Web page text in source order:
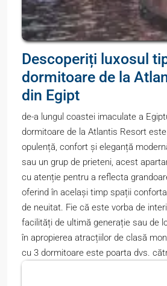
Descoperiți luxosul
dormitoare de la
din Egipt
de-a lungul coastei imaculate a
dormitoare de la Atlantis Resort
opulență, confort și eleganță
sau un grup de prieteni, acest
cu atenție pentru a reflecta
oferind în același timp spații
de neuitat. Fie că este vorba de
facilități de ultimă generație sau de
în apropierea atracțiilor de clasă
cu 3 dormitoare este poarta dvs.